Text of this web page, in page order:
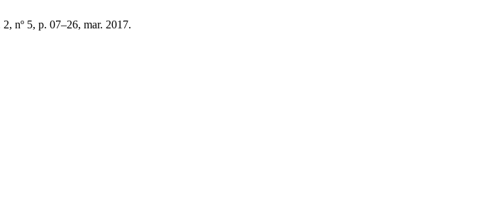
2, nº 5, p. 07–26, mar. 2017.